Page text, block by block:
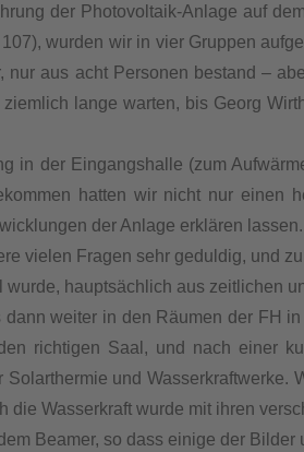
der Photovoltaik-Anlage auf
wurden wir in vier Gruppen
nur aus acht Personen bestand –
lange warten, bis Georg
in der Eingangshalle (zum
hatten wir nicht nur
der Anlage erklären lassen.
vielen Fragen sehr geduldig, und
wurde, hauptsächlich aus zeitlichen
weiter in den Räumen der FH
richtigen Saal, und nach einer
Solarthermie und
die Wasserkraft wurde mit ihren
Beamer, so dass einige der